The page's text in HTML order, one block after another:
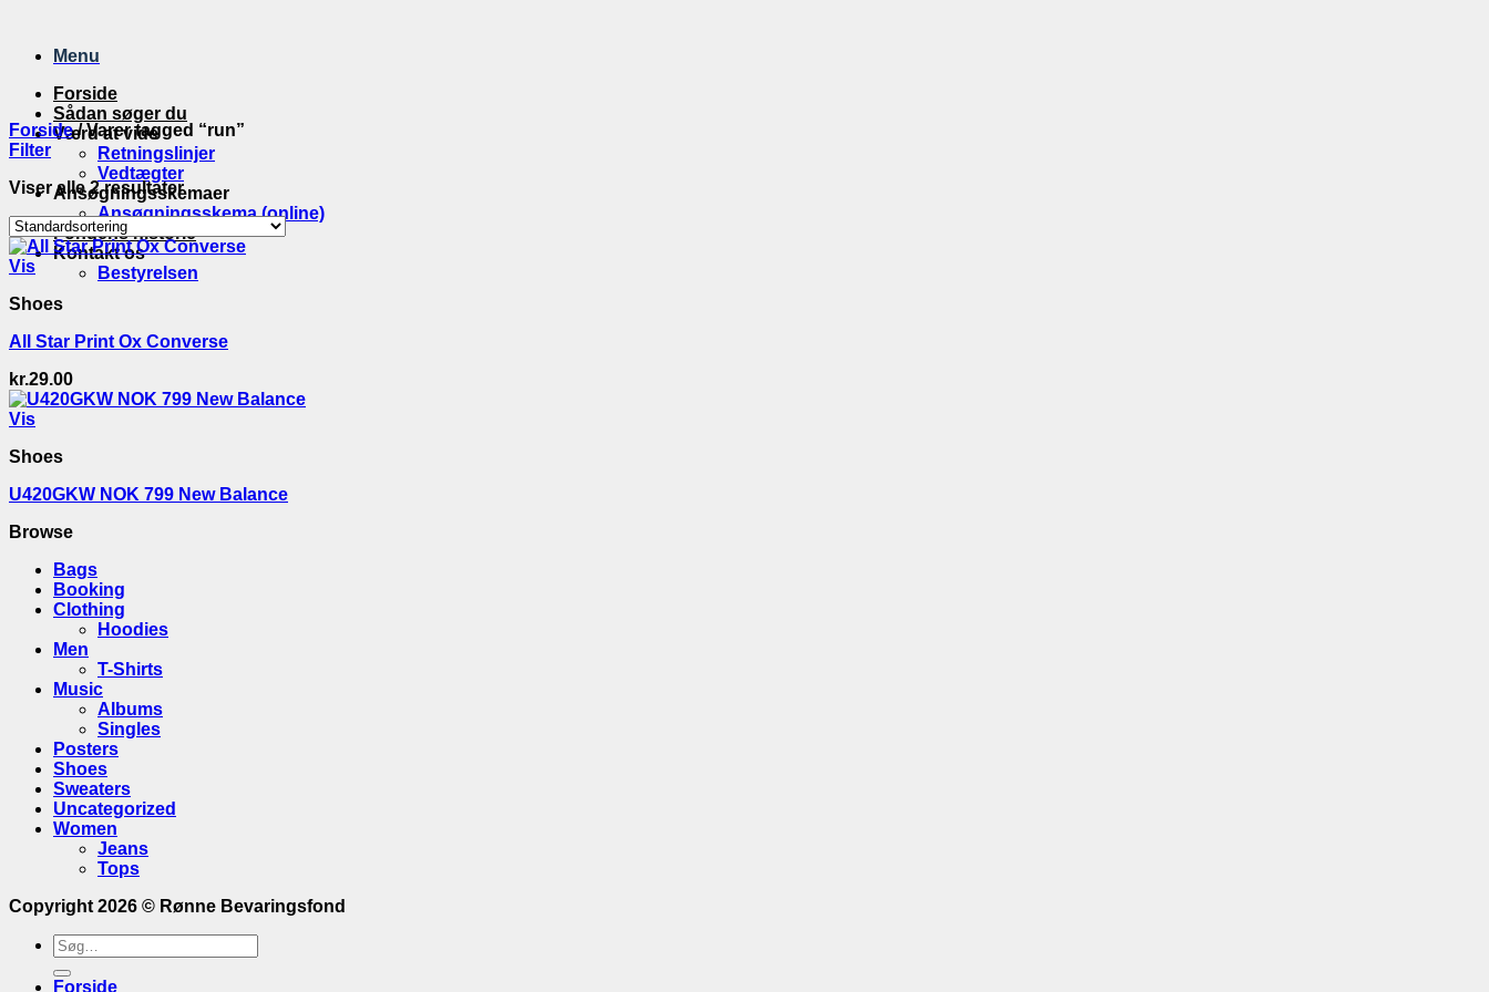
indholdMenu
Forside
Sådan søger du
Værd at vide
Retningslinjer
Vedtægter
Ansøgningsskemaer
Ansøgningsskema (online)
Fondens historie
Kontakt os
Bestyrelsen
Forside /Varer tagged “run”
Filter
Viser alle 2 resultater
Vis
Shoes
All Star Print Ox Converse
kr.29.00
Vis
Shoes
U420GKW NOK 799 New Balance
Browse
Bags
Booking
Clothing
Hoodies
Men
T-Shirts
Music
Albums
Singles
Posters
Shoes
Sweaters
Uncategorized
Women
Jeans
Tops
Copyright 2026 © Rønne Bevaringsfond
Søge
efter:
Forside